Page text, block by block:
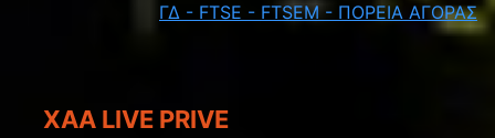
ΓΔ - FTSE - FTSEM - ΠΟΡΕΙΑ ΑΓΟΡΑΣ
XAA LIVE PRIVE